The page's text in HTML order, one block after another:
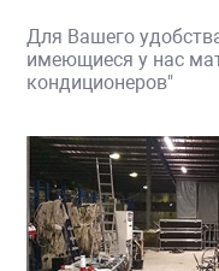
Для Вашего
имеющиеся у нас
кондиционеров"